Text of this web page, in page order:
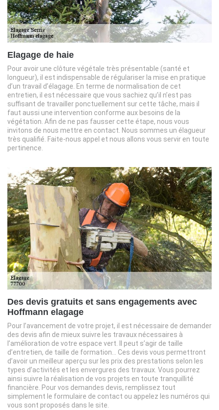
Elagage de haie
Pour avoir une clôture végétale très présentable (santé et
longueur), il est indispensable de régulariser la mise en pratique
d’un travail d’élagage. En terme de normalisation de cet
entretien, il est nécessaire que vous sachiez qu’il n’est pas
suffisant de travailler ponctuellement sur cette tâche, mais il
faut aussi une intervention conforme aux besoins de la
végétation. Afin de ne pas fausser cette étape, nous vous
invitons de nous mettre en contact. Nous sommes un élagueur
très qualifié. Faite-nous appel et nous allons vous servir en toute
pertinence.
Des devis gratuits et sans engagements avec
Hoffmann elagage
Pour l’avancement de votre projet, il est nécessaire de demander
des devis afin de mieux suivre les travaux nécessaires à
l’amélioration de votre espace vert. Il peut s’agir de taille
d’entretien, de taille de formation… Ces devis vous permettront
d’avoir un meilleur aperçu sur les prix des prestations selon les
types d’activités et les envergures des travaux. Vous pourrez
ainsi suivre la réalisation de vos projets en toute tranquillité
financière. Pour vos demandes devis, remplissez tout
simplement le formulaire de contact ou appelez les numéros qui
vous sont proposés dans le site.